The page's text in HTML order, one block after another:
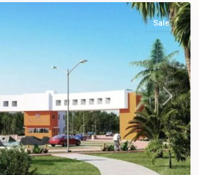
Next
Sale